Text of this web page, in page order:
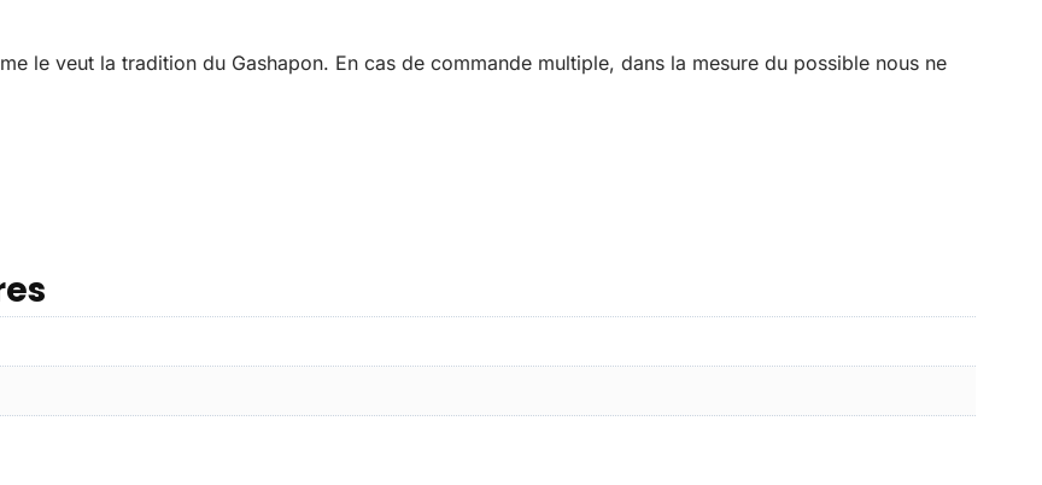
le veut la tradition du Gashapon. En cas de commande multiple, dans la mesure du possible nous ne